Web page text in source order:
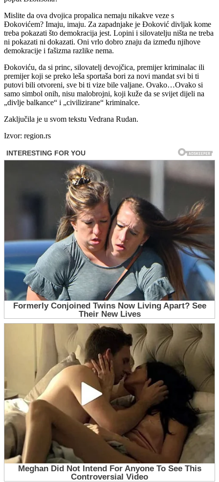
Mislite da ova dvojica propalica nemaju nikakve veze s
Đokovićem? Imaju, imaju. Za zapadnjake je Đoković divljak kome
treba pokazati što demokracija jest. Lopini i silovatelju ništa ne treba
ni pokazati ni dokazati. Oni vrlo dobro znaju da između njihove
demokracije i fašizma razlike nema.
Đokoviću, da si princ, silovatelj devojčica, premijer kriminalac ili
premijer koji se preko leša sportaša bori za novi mandat svi bi ti
putovi bili otvoreni, sve bi ti vize bile valjane. Ovako…Ovako si
samo simbol onih, nisu malobrojni, koji kuže da se svijet dijeli na
„divlje balkance“ i „civilizirane“ kriminalce.
Zaključila je u svom tekstu Vedrana Rudan.
Izvor: region.rs